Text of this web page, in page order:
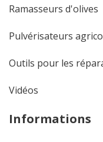
Ramasseurs d'olives
Pulvérisateurs
Outils pour les
Vidéos
Informations